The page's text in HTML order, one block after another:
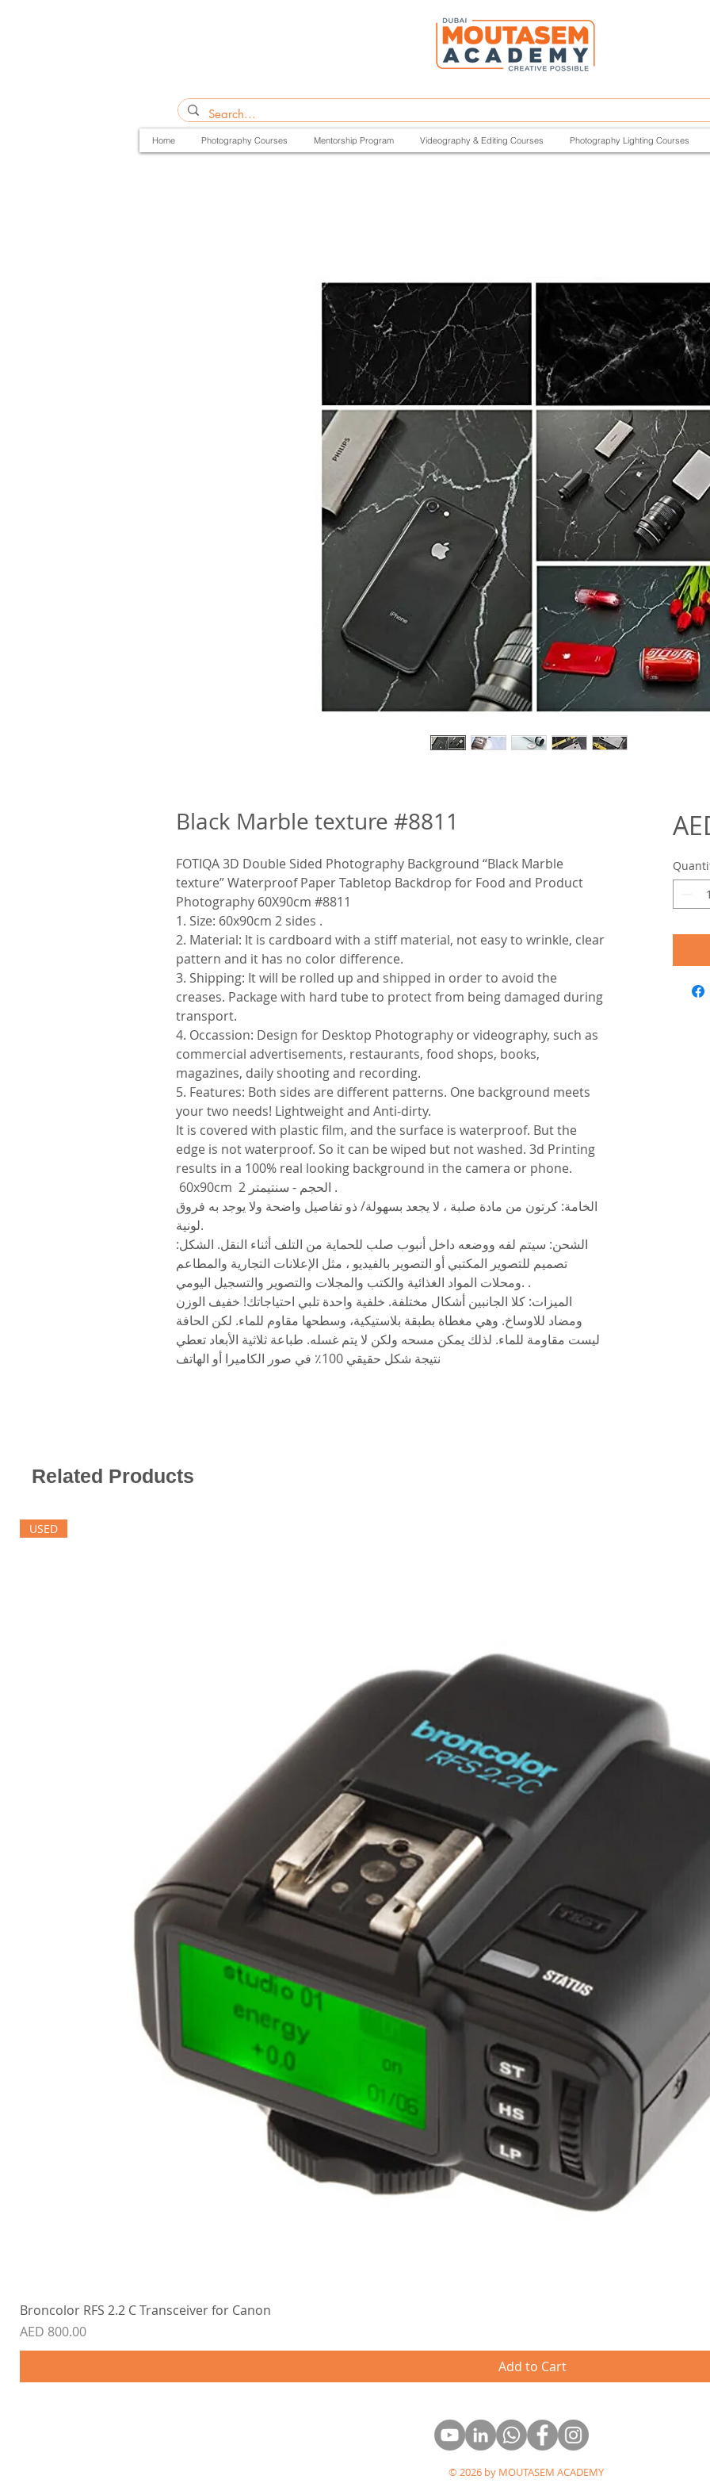
Home Photography Courses Mentorship Program Videography & Editing Courses Photography Lighting Courses
Black Marble texture #8811
FOTIQA 3D Double Sided Photography Background “Black Marble
texture” Waterproof Paper Tabletop Backdrop for Food and Product
Photography 60X90cm #8811
1. Size: 60x90cm 2 sides .
2. Material: It is cardboard with a stiff material, not easy to wrinkle, clear
pattern and it has no color difference.
3. Shipping: It will be rolled up and shipped in order to avoid the
creases. Package with hard tube to protect from being damaged during
transport.
4. Occassion: Design for Desktop Photography or videography, such as
commercial advertisements, restaurants, food shops, books,
magazines, daily shooting and recording.
5. Features: Both sides are different patterns. One background meets
your two needs! Lightweight and Anti-dirty.
It is covered with plastic film, and the surface is waterproof. But the
edge is not waterproof. So it can be wiped but not washed. 3d Printing
results in a 100% real looking background in the camera or phone.
60x90cm الحجم - سنتيمتر 2 .
الخامة: كرتون من مادة صلبة ، لا يجعد بسهولة/ ذو تفاصيل واضحة ولا يوجد به فروق
لونية.
الشحن: سيتم لفه ووضعه داخل أنبوب صلب للحماية من التلف أثناء النقل. الشكل:
تصميم للتصوير المكتبي أو التصوير بالفيديو ، مثل الإعلانات التجارية والمطاعم
ومحلات المواد الغذائية والكتب والمجلات والتصوير والتسجيل اليومي. .
الميزات: كلا الجانبين أشكال مختلفة. خلفية واحدة تلبي احتياجاتك! خفيف الوزن
ومضاد للاوساخ. وهي مغطاة بطبقة بلاستيكية، وسطحها مقاوم للماء. لكن الحافة
ليست مقاومة للماء. لذلك يمكن مسحه ولكن لا يتم غسله. طباعة ثلاثية الأبعاد تعطي
نتيجة شكل حقيقي 100٪ في صور الكاميرا أو الهاتف
Related Products
USED
Broncolor RFS 2.2 C Transceiver for Canon
Price
AED 800.00
Add to Cart
© 2026 by MOUTASEM ACADEMY